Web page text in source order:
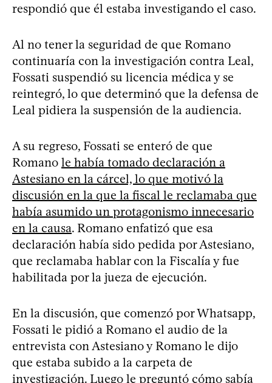
respondió que él estaba investigando el caso.
Al no tener la seguridad de que Romano
continuaría con la investigación contra Leal,
Fossati suspendió su licencia médica y se
reintegró, lo que determinó que la defensa de
Leal pidiera la suspensión de la audiencia.
A su regreso, Fossati se enteró de que
Romano le había tomado declaración a
Astesiano en la cárcel, lo que motivó la
discusión en la que la fiscal le reclamaba que
había asumido un protagonismo innecesario
en la causa. Romano enfatizó que esa
declaración había sido pedida por Astesiano,
que reclamaba hablar con la Fiscalía y fue
habilitada por la jueza de ejecución.
En la discusión, que comenzó por Whatsapp,
Fossati le pidió a Romano el audio de la
entrevista con Astesiano y Romano le dijo
que estaba subido a la carpeta de
investigación. Luego le preguntó cómo sabía